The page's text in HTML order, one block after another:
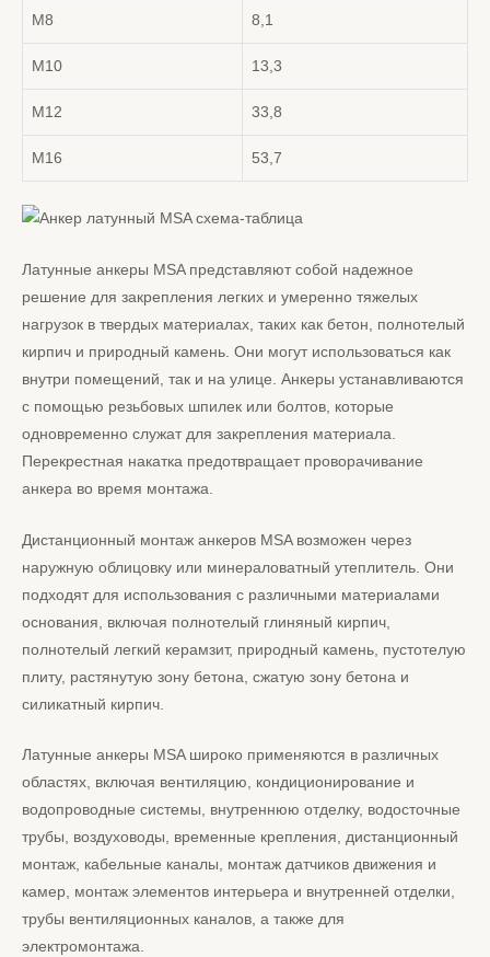
М8 8,1
М10 13,3
М12 33,8
М16 53,7
Латунные анкеры MSA представляют собой надежное
решение для закрепления легких и умеренно тяжелых
нагрузок в твердых материалах, таких как бетон, полнотелый
кирпич и природный камень. Они могут использоваться как
внутри помещений, так и на улице. Анкеры устанавливаются
с помощью резьбовых шпилек или болтов, которые
одновременно служат для закрепления материала.
Перекрестная накатка предотвращает проворачивание
анкера во время монтажа.
Дистанционный монтаж анкеров MSA возможен через
наружную облицовку или минераловатный утеплитель. Они
подходят для использования с различными материалами
основания, включая полнотелый глиняный кирпич,
полнотелый легкий керамзит, природный камень, пустотелую
плиту, растянутую зону бетона, сжатую зону бетона и
силикатный кирпич.
Латунные анкеры MSA широко применяются в различных
областях, включая вентиляцию, кондиционирование и
водопроводные системы, внутреннюю отделку, водосточные
трубы, воздуховоды, временные крепления, дистанционный
монтаж, кабельные каналы, монтаж датчиков движения и
камер, монтаж элементов интерьера и внутренней отделки,
трубы вентиляционных каналов, а также для
электромонтажа.